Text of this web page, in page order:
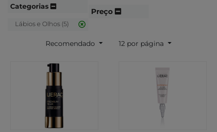
Categorias
Lábios e Olhos (5)
Preço
Recomendado 12 por página